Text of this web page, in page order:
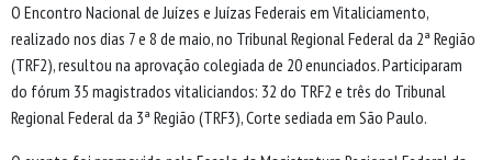
O Encontro Nacional de Juízes e Juízas Federais em Vitaliciamento,
realizado nos dias 7 e 8 de maio, no Tribunal Regional Federal da 2ª Região
(TRF2), resultou na aprovação colegiada de 20 enunciados. Participaram
do fórum 35 magistrados vitaliciandos: 32 do TRF2 e três do Tribunal
Regional Federal da 3ª Região (TRF3), Corte sediada em São Paulo.